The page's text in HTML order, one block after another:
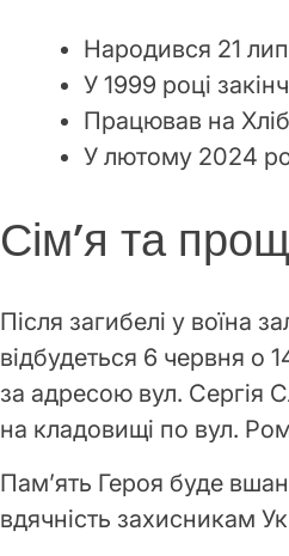
Народився 21
У 1999 році
Працював на
У лютому 2024
Сім’я та
Після загибелі у воїна
відбудеться 6 червня о
за адресою вул. Сергія
на кладовищі по вул.
Пам’ять Героя буде
вдячність захисникам